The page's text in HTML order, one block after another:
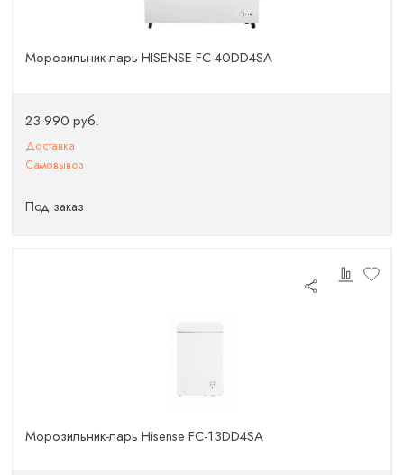
Морозильник-ларь HISENSE FC-40DD4SA
23 990 руб.
Доставка
Самовывоз
Под заказ
Морозильник-ларь Hisense FC-13DD4SA